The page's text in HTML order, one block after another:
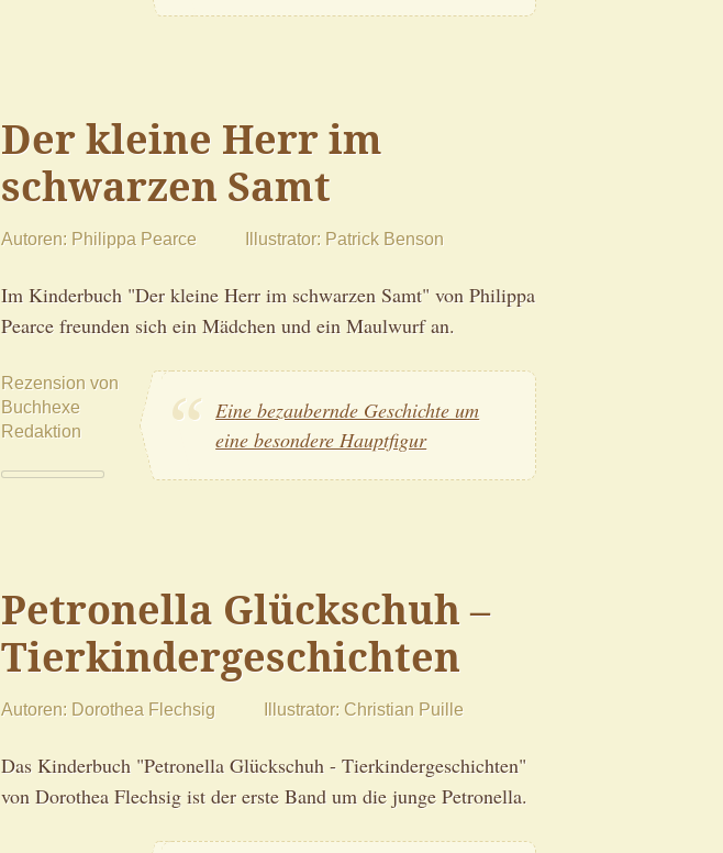
Der kleine Herr im
schwarzen Samt
Autoren Philippa Pearce Illustrator Patrick Benson
Im Kinderbuch "Der kleine Herr im schwarzen Samt" von Philippa
Pearce freunden sich ein Mädchen und ein Maulwurf an.
Rezension von
Buchhexe
Redaktion
Eine bezaubernde Geschichte um
eine besondere Hauptfigur
Petronella Glückschuh –
Tierkindergeschichten
Autoren Dorothea Flechsig Illustrator Christian Puille
Das Kinderbuch "Petronella Glückschuh - Tierkindergeschichten"
von Dorothea Flechsig ist der erste Band um die junge Petronella.